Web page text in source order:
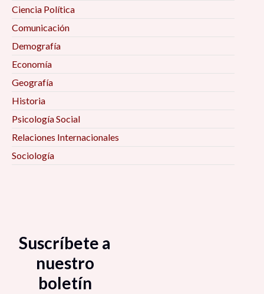
Ciencia Política
Comunicación
Demografía
Economía
Geografía
Historia
Psicología Social
Relaciones Internacionales
Sociología
Suscríbete a
nuestro
boletín